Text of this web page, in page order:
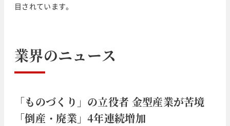
目されています。
業界のニュース
「ものづくり」の立役者 金型産業が苦境
「倒産・廃業」4年連続増加